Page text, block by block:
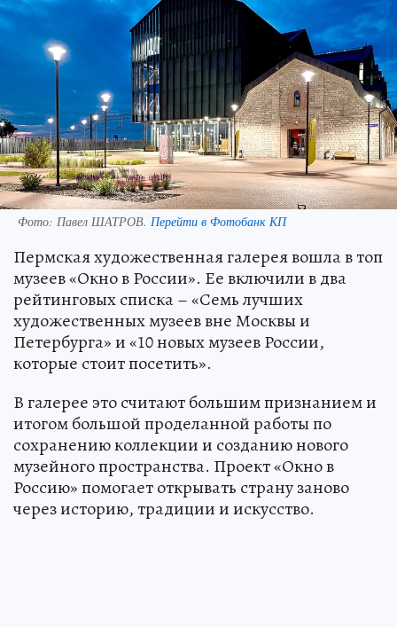
Фото: Павел ШАТРОВ. Перейти в Фотобанк КП
Пермская художественная галерея вошла в топ
музеев «Окно в России». Ее включили в два
рейтинговых списка – «Семь лучших
художественных музеев вне Москвы и
Петербурга» и «10 новых музеев России,
которые стоит посетить».
В галерее это считают большим признанием и
итогом большой проделанной работы по
сохранению коллекции и созданию нового
музейного пространства. Проект «Окно в
Россию» помогает открывать страну заново
через историю, традиции и искусство.